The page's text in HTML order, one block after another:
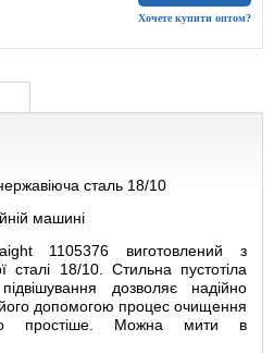
Хочете купити оптом?
сталь 18/10
машині
1105376 виготовлений з
сталі 18/10. Стильна пустотіла
дозволяє надійно
допомогою процес очищення
простіше. Можна мити в